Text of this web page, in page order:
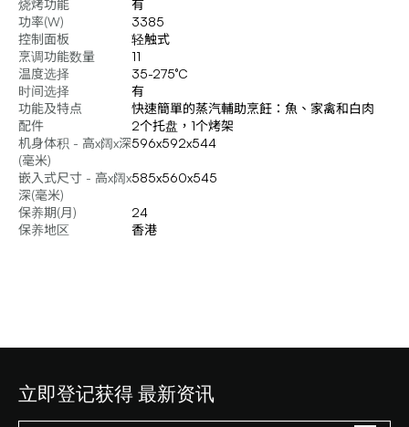
烧烤功能
有
功率(W)
3385
控制面板
轻触式
烹调功能数量
11
温度选择
35-275°C
时间选择
有
功能及特点
快速簡單的蒸汽輔助烹飪：魚、家禽和白肉
配件
2个托盘，1个烤架
机身体积 - 高x阔x深
(毫米)
596x592x544
嵌入式尺寸 - 高x阔x
深(毫米)
585x560x545
保养期(月)
24
保养地区
香港
立即登记获得 最新资讯